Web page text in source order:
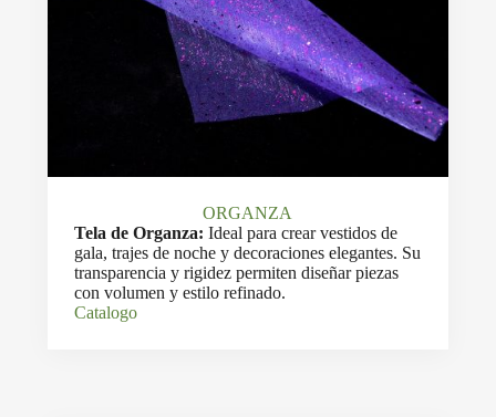
ORGANZA
Tela de Organza: Ideal para crear vestidos de
gala, trajes de noche y decoraciones elegantes. Su
transparencia y rigidez permiten diseñar piezas
con volumen y estilo refinado.
Catalogo